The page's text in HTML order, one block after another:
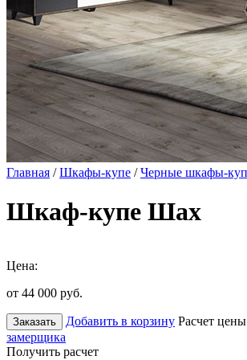
Главная /Шкафы-купе /Черные шкафы-
Шкаф-купе Шах
Цена:
от 44 000 руб.
Заказать Добавить в корзину Расчет цены
замерщика
Получить расчет